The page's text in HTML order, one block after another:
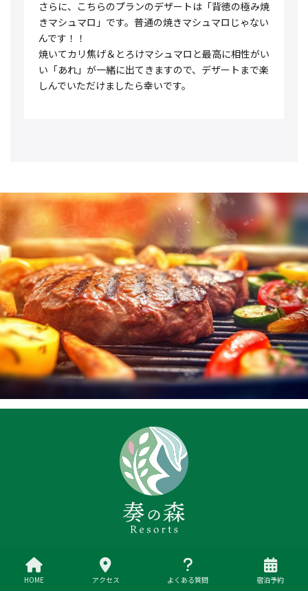
きマシュマロ」です。普通の焼きマシュマロじゃない
んです！！
焼いてカリ焦げ＆とろけマシュマロと最高に相性がい
い「あれ」が一緒に出てきますので、デザートまで楽
しんでいただけましたら幸いです。
〒414-0052 静岡県伊東市十足325-1
0557-55-7200
HOME アクセス よくある質問 宿泊予約